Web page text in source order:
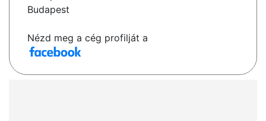
Budapest
Nézd meg a cég profilját a